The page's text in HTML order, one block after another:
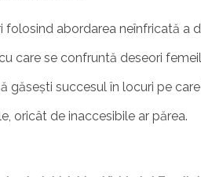
abordarea neînfricată a
care se confruntă deseori
găsești succesul în locuri pe
oricât de inaccesibile ar părea.